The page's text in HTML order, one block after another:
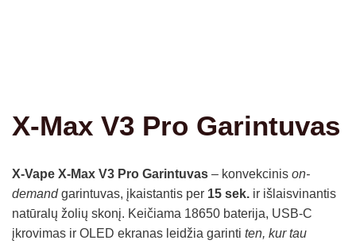
X-Max V3 Pro Garintuvas
X-Vape X-Max V3 Pro Garintuvas – konvekcinis on-
demandgarintuvas, įkaistantis per 15 sek. ir išlaisvinantis
natūralų žolių skonį. Keičiama 18650 baterija, USB-C
įkrovimas ir OLED ekranas leidžia garinti ten, kur tau